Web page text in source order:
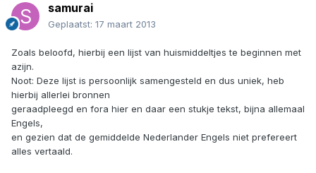
samurai
Geplaatst: 17 maart 2013
Zoals beloofd, hierbij een lijst van huismiddeltjes te beginnen met
azijn.
Noot: Deze lijst is persoonlijk samengesteld en dus uniek, heb
hierbij allerlei bronnen
geraadpleegd en fora hier en daar een stukje tekst, bijna allemaal
Engels,
en gezien dat de gemiddelde Nederlander Engels niet prefereert
alles vertaald.